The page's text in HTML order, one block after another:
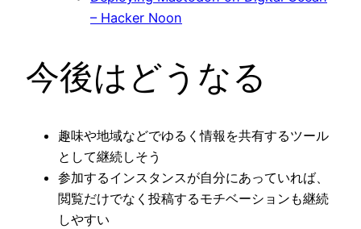
– Hacker Noon
今後はどうなる
趣味や地域などでゆるく情報を共有するツール
として継続しそう
参加するインスタンスが自分にあっていれば、
閲覧だけでなく投稿するモチベーションも継続
しやすい